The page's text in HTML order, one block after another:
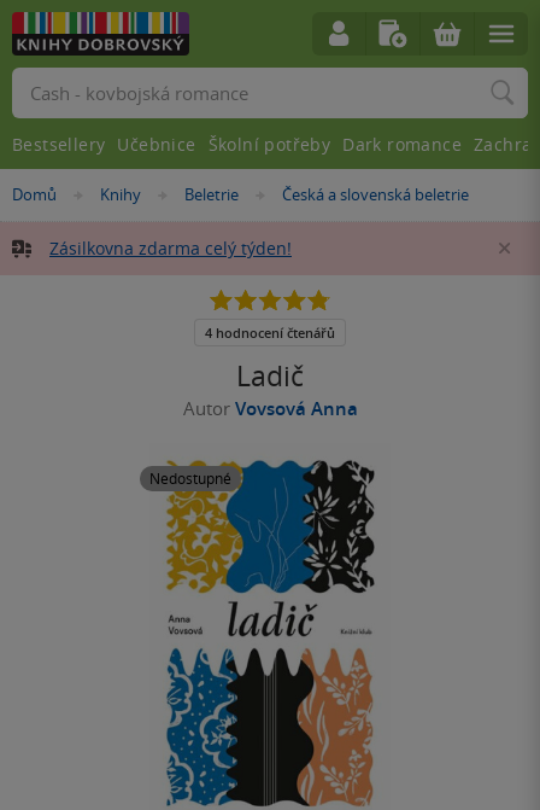
Nacházíte
zde:
Domů »
Knihy »
Beletrie »
Česká a slovenská beletrie
Zásilkovna zdarma celý týden!
Ladič
Autor Vovsová Anna
Nedostupné
4.8
5
4 hodnocení čtenářů
Vyhledávání
Bestsellery Učebnice Školní potřeby Dark romance